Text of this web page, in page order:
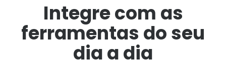
Integre com as
ferramentas do seu
dia a dia